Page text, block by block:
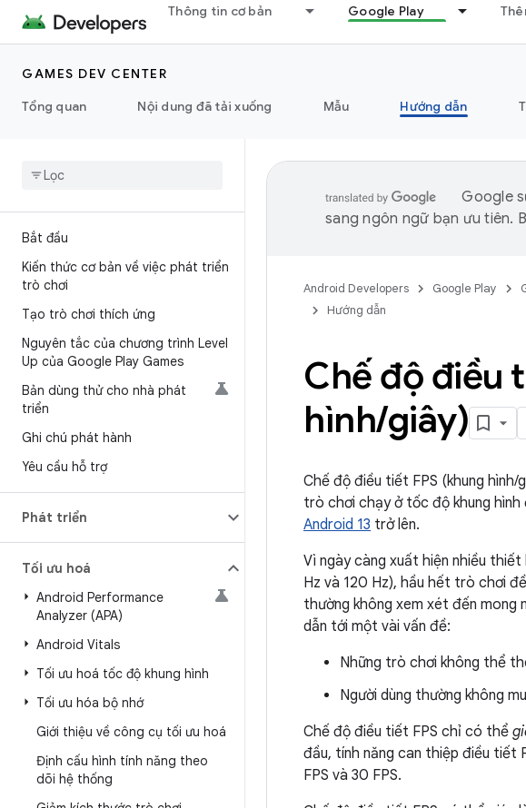
Thông tin cơ bản Google Play
GAMES DEV CENTER
Tổng quan
Nội dung đã tải xuống Mẫu Hướng dẫn
Bắt đầu
Kiến thức cơ bản về việc phát triển
trò chơi
Tạo trò chơi thích ứng
Nguyên tắc của chương trình Level
Up của Google Play Games
Bản dùng thử cho nhà phát
triển
Ghi chú phát hành
Yêu cầu hỗ trợ
Phát triển
Tối ưu hoá
Android Performance
Analyzer (APA)
Android Vitals
Tối ưu hoá tốc độ khung hình
Tối ưu hóa bộ nhớ
Giới thiệu về công cụ tối ưu hoá
Định cấu hình tính năng theo
dõi hệ thống
Google
sang ngôn ngữ bạn ưu tiên.
Android Developers Google Play
Hướng dẫn
Chế độ điều
hình/giây)
Chế độ điều tiết FPS (khung
trò chơi chạy ở tốc độ khung
Android 13 trở lên.
Vì ngày càng xuất hiện nhiều
Hz và 120 Hz), hầu hết trò chơi
thường không xem xét đến mong
dẫn tới một vài vấn đề:
Những trò chơi không thể
Người dùng thường không
Chế độ điều tiết FPS chỉ có thể
đầu, tính năng can thiệp điều tiết
FPS và 30 FPS.